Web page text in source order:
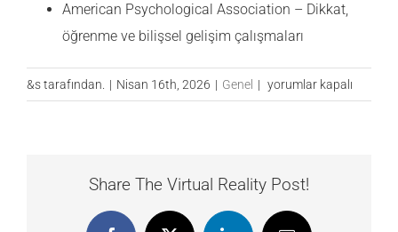
American Psychological Association – Dikkat,
öğrenme ve bilişsel gelişim çalışmaları
&s tarafından. | Nisan 16th, 2026 | Genel | DEHB’de
Hafıza
Geliştirilir?
yorumlar kapalı
Share The Virtual Reality Post!